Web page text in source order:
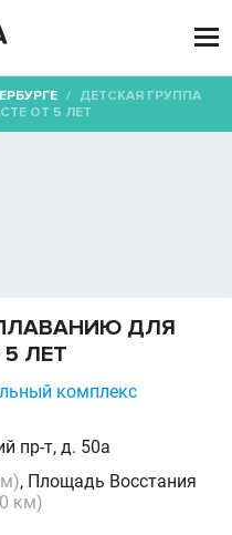

/ ДЕТСКАЯ ГРУППА
ОТ 5 ЛЕТ
ДЛЯ
ЛЕТ
комплекс
пр-т, д. 50а
, Площадь Восстания
км)